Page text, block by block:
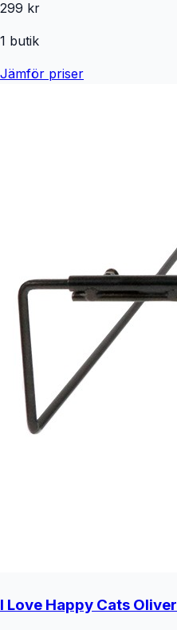
299 kr
1 butik
Jämför priser
I Love Happy Cats